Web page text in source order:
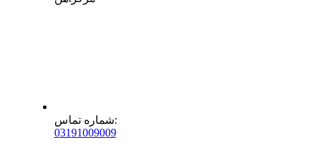
شماره تماس:
03191009009